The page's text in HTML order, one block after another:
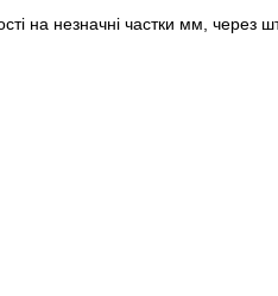
на незначні частки мм, через